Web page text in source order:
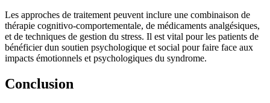
Les approches de traitement peuvent inclure une combinaison de
thérapie cognitivo-comportementale, de médicaments analgésiques,
et de techniques de gestion du stress. Il est vital pour les patients de
bénéficier dun soutien psychologique et social pour faire face aux
impacts émotionnels et psychologiques du syndrome.
Conclusion